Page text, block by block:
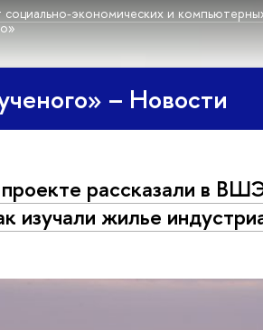
социально-экономических и
– Новости
рассказали в
изучали жилье